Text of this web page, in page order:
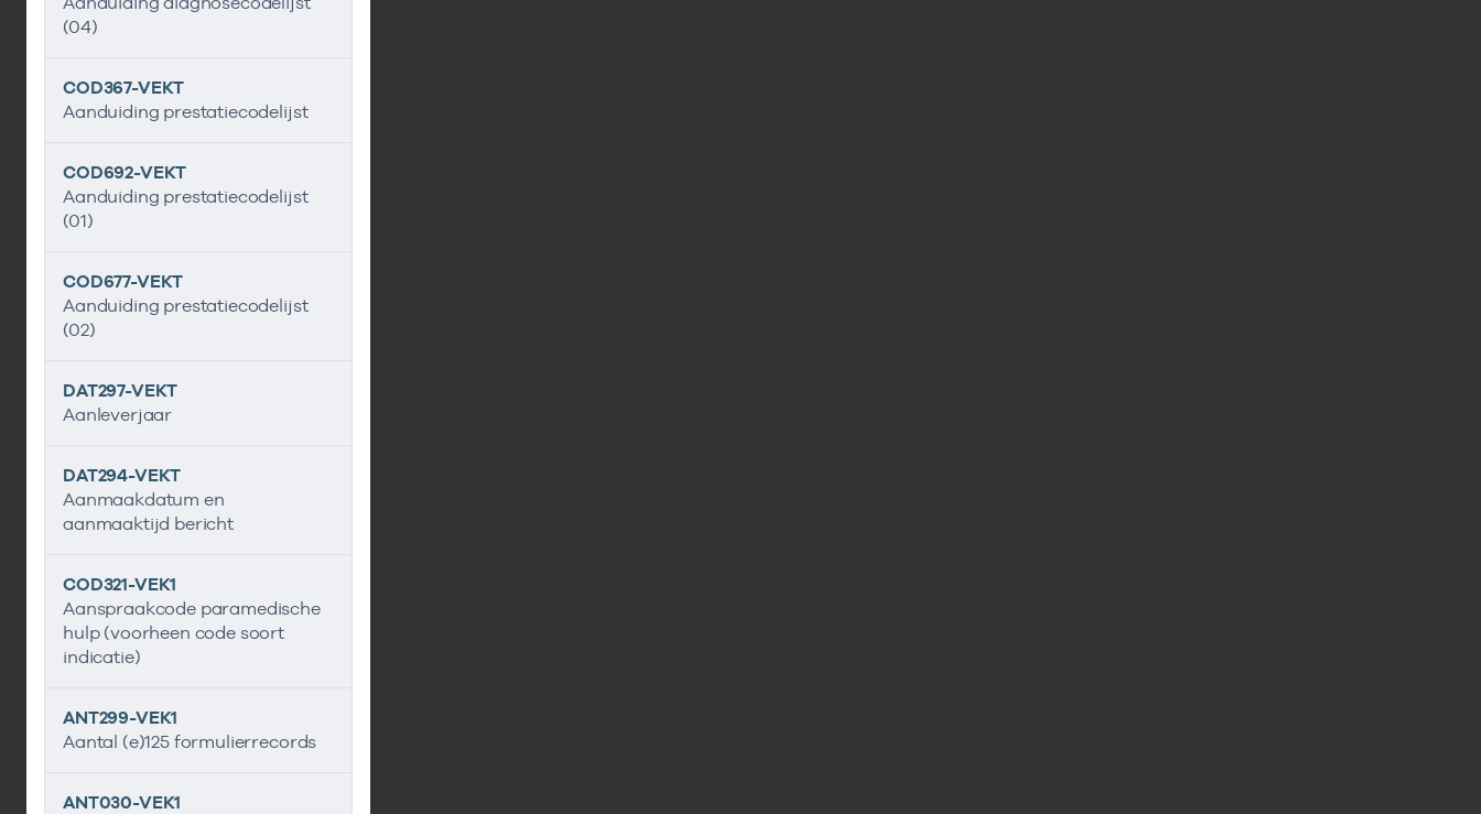
(04)
COD367-VEKT
Aanduiding prestatiecodelijst
COD692-VEKT
Aanduiding prestatiecodelijst
(01)
COD677-VEKT
Aanduiding prestatiecodelijst
(02)
DAT297-VEKT
Aanleverjaar
DAT294-VEKT
Aanmaakdatum en
aanmaaktijd bericht
COD321-VEK1
Aanspraakcode paramedische
hulp (voorheen code soort
indicatie)
ANT299-VEK1
Aantal (e)125 formulierrecords
ANT030-VEK1